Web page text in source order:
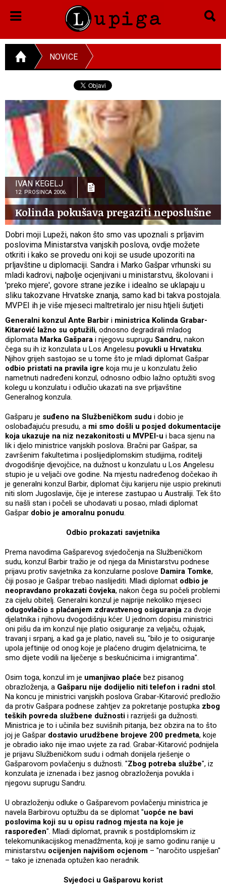
NOVICE
IVAN KEGELJ
12. PROSINCA 2006.
Kolinda pokušava pregaziti neposlušne
Dobri moji Lupeži, nakon što smo vas upoznali s prljavim
poslovima Ministarstva vanjskih poslova, ovdje možete
otkriti i kako se provedu oni koji se usude upozoriti na
prljavštine u diplomaciji. Sandra i Marko Gašpar vrhunski su
mladi kadrovi, najbolje ocjenjivani u ministarstvu, školovani i
'preko mjere', govore strane jezike i idealno se uklapaju u
sliku takozvane Hrvatske znanja, samo kad bi takva postojala.
MVPEI ih je više mjeseci maltretiralo jer nisu htjeli šutjeti
Generalni konzul Ante Barbir i ministrica Kolinda Grabar-
Kitarović lažno su optužili, odnosno degradirali mladog
diplomata Marka Gašpara i njegovu suprugu Sandru, nakon
čega su ih iz konzulata u Los Angelesu povukli u Hrvatsku.
Njihov grijeh sastojao se u tome što je mladi diplomat Gašpar
odbio pristati na pravila igre koja mu je u konzulatu želio
nametnuti nadređeni konzul, odnosno odbio lažno optužiti svog
kolegu u konzulatu i odlučio ukazati na sve prljavštine
Generalnog konzula.
Gašparu je suđeno na Službeničkom sudu i dobio je
oslobađajuću presudu, a mi smo došli u posjed dokumentacije
koja ukazuje na niz nezakonitosti u MVPEI-u i baca sjenu na
lik i djelo ministrice vanjskih poslova. Bračni par Gašpar, sa
završenim fakultetima i poslijediplomskim studijima, roditelji
dvogodišnje djevojčice, na dužnost u konzulatu u Los Angelesu
stupio je u veljači ove godine. Na mjestu nadređenog dočekao ih
je generalni konzul Barbir, diplomat čiju karijeru nije uspio prekinuti
niti slom Jugoslavije, čije je interese zastupao u Australiji. Tek što
su našli stan i počeli se uhodavati u posao, mladi diplomat
Gašpar dobio je amoralnu ponudu.
Odbio prokazati savjetnika
Prema navodima Gašparevog svjedočenja na Službeničkom
sudu, konzul Barbir tražio je od njega da Ministarstvu podnese
prijavu protiv savjetnika za konzularne poslove Damira Tomke,
čiji posao je Gašpar trebao naslijediti. Mladi diplomat odbio je
neopravdano prokazati čovjeka, nakon čega su počeli problemi
za cijelu obitelj. Generalni konzul je najprije nekoliko mjeseci
odugovlačio s plaćanjem zdravstvenog osiguranja za dvoje
djelatnika i njihovu dvogodišnju kćer. U jednom dopisu ministrici
oni pišu da im konzul nije platio osiguranje za veljaču, ožujak,
travanj i srpanj, a kad ga je platio, naveli su, "bilo je to osiguranje
upola jeftinije od onog koje je plaćeno drugim djelatnicima, te
smo dijete vodili na liječenje s beskućnicima i imigrantima".
Osim toga, konzul im je umanjivao plaće bez pisanog
obrazloženja, a Gašparu nije dodijelio niti telefon i radni stol.
Na koncu je ministrici vanjskih poslova Grabar-Kitarović predložio
da protiv Gašpara podnese zahtjev za pokretanje postupka zbog
teških povreda službene dužnosti i razriješi ga dužnosti.
Ministrica je to i učinila bez suvišnih pitanja, bez obzira na to što
joj je Gašpar dostavio urudžbene brojeve 200 predmeta, koje
je obradio iako nije imao uvjete za rad. Grabar-Kitarović podnijela
je prijavu Službeničkom sudu i odmah donijela rješenje o
Gašparovom povlačenju s dužnosti. "Zbog potreba službe", iz
konzulata je iznenada i bez jasnog obrazloženja povukla i
njegovu suprugu Sandru.
U obrazloženju odluke o Gašparevom povlačenju ministrica je
navela Barbirovu optužbu da se diplomat "uopće ne bavi
poslovima koji su u opisu radnog mjesta na koje je
raspoređen". Mladi diplomat, pravnik s postdiplomskim iz
telekomunikacijskog menadžmenta, koji je samo godinu ranije u
ministarstvu ocijenjen najvišom ocjenom – "naročito uspješan"
– tako je iznenada optužen kao neradnik.
Svjedoci u Gašparovu korist